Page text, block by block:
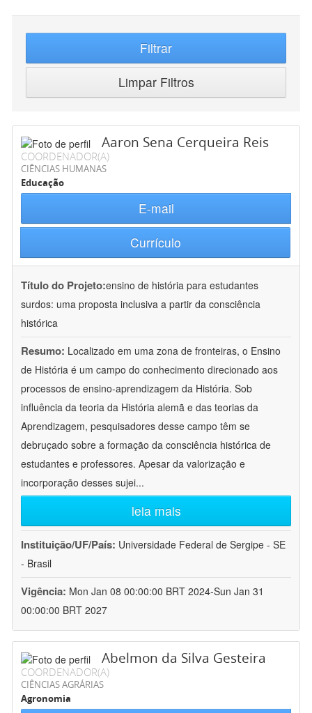
Filtrar
Limpar Filtros
Aaron Sena Cerqueira Reis
COORDENADOR(A)
CIÊNCIAS HUMANAS
Educação
E-mail
Currículo
Título do Projeto:ensino de história para estudantes
surdos: uma proposta inclusiva a partir da consciência
histórica
Resumo: Localizado em uma zona de fronteiras, o Ensino
de História é um campo do conhecimento direcionado aos
processos de ensino-aprendizagem da História. Sob
influência da teoria da História alemã e das teorias da
Aprendizagem, pesquisadores desse campo têm se
debruçado sobre a formação da consciência histórica de
estudantes e professores. Apesar da valorização e
incorporação desses sujei...
leia mais
Instituição/UF/País: Universidade Federal de Sergipe - SE
- Brasil
Vigência: Mon Jan 08 00:00:00 BRT 2024-Sun Jan 31
00:00:00 BRT 2027
Abelmon da Silva Gesteira
COORDENADOR(A)
CIÊNCIAS AGRÁRIAS
Agronomia